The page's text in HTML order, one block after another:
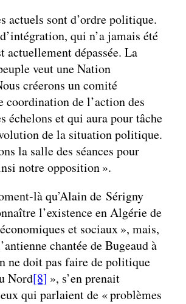
actuels sont d’ordre politique.
qui n’a jamais été
actuellement dépassée. La
veut une Nation
créerons un comité
coordination de l’action des
échelons et qui aura pour tâche
de la situation politique.
la salle des séances pour
notre opposition ».
là qu’Alain de Sérigny
l’existence en Algérie de
et sociaux », mais,
chantée de Bugeaud à
ne doit pas faire de politique
Nord[8] », s’en prenait
qui parlaient de « problèmes